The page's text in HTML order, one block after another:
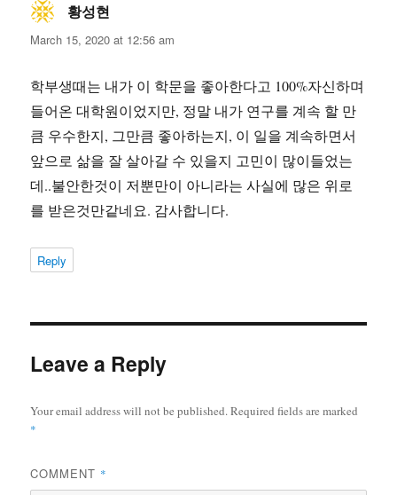
황성현
March 15, 2020 at 12:56 am
학부생때는 내가 이 학문을 좋아한다고 100%자신하며
들어온 대학원이었지만, 정말 내가 연구를 계속 할 만
큼 우수한지, 그만큼 좋아하는지, 이 일을 계속하면서
앞으로 삶을 잘 살아갈 수 있을지 고민이 많이들었는
데..불안한것이 저뿐만이 아니라는 사실에 많은 위로
를 받은것만같네요. 감사합니다.
Reply
Leave a Reply
Your email address will not be published.Required fields are marked
*
COMMENT *